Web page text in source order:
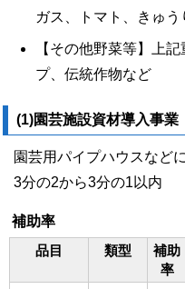
ガス、トマト、きゅ
【その他野菜等】上
プ、伝統作物など
(1)園芸施設資材導入事業
園芸用パイプハウスなど
3分の2から3分の1以内
補助率
品目
類型
補助
率